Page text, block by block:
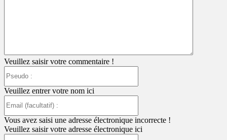
Veuillez saisir votre commentaire !
Veuillez entrer votre nom ici
:
Vous avez saisi une adresse électronique incorrecte !
Veuillez saisir votre adresse électronique ici